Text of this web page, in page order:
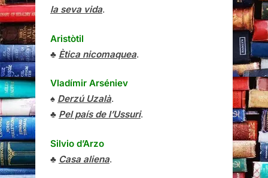
la seva vida.
Aristòtil
♣ Ètica nicomaquea.
Vladímir Arséniev
♠ Derzú Uzalà.
♣ Pel país de l’Ussuri.
Silvio d’Arzo
♣ Casa aliena.